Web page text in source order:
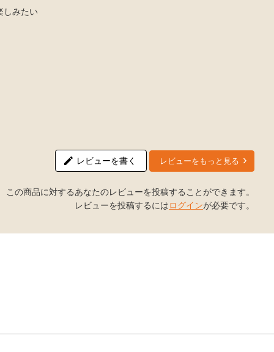
しみたい
レビューを書く レビューをもっと見る
この商品に対するあなたのレビューを投稿することができます。
レビューを投稿するにはログインが必要です。